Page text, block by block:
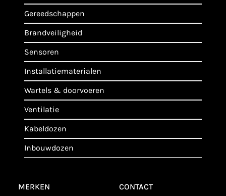
gereedschappen
brandveiligheid
sensoren
installatiematerialen
wartels & doorvoeren
ventilatie
kabeldozen
inbouwdozen
MERKEN
CONTACT